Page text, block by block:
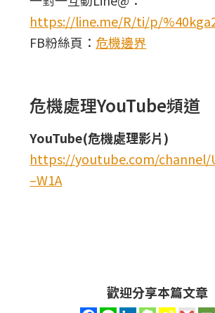
https://line.me/R/ti/p/
FB粉絲頁： 危機邊界
危機處理YouTube頻道
YouTube(危機處理影片)
https://youtube.com/channel/
–W1A
歡迎分享本篇文章